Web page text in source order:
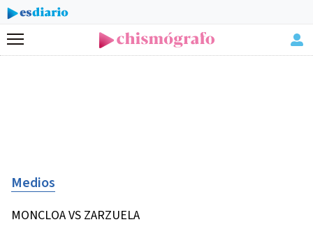
Menú
Medios
MONCLOA VS ZARZUELA